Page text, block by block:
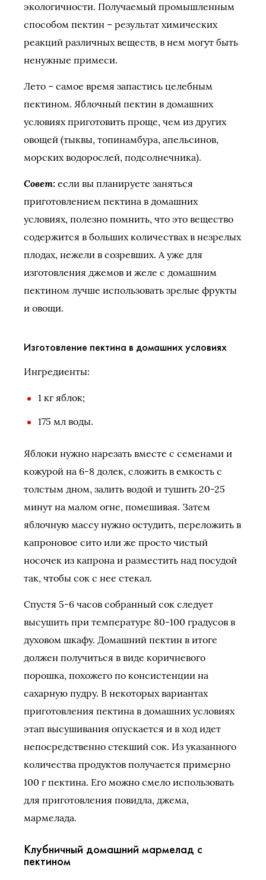
экологичности. Получаемый промышленным
способом пектин – результат химических
реакций различных веществ, в нем могут быть
ненужные примеси.
Лето – самое время запастись целебным
пектином. Яблочный пектин в домашних
условиях приготовить проще, чем из других
овощей (тыквы, топинамбура, апельсинов,
морских водорослей, подсолнечника).
Совет: если вы планируете заняться
приготовлением пектина в домашних
условиях, полезно помнить, что это вещество
содержится в больших количествах в незрелых
плодах, нежели в созревших. А уже для
изготовления джемов и желе с домашним
пектином лучше использовать зрелые фрукты
и овощи.
Изготовление пектина в домашних условиях
Ингредиенты:
1 кг яблок;
175 мл воды.
Яблоки нужно нарезать вместе с семенами и
кожурой на 6-8 долек, сложить в емкость с
толстым дном, залить водой и тушить 20-25
минут на малом огне, помешивая. Затем
яблочную массу нужно остудить, переложить в
капроновое сито или же просто чистый
носочек из капрона и разместить над посудой
так, чтобы сок с нее стекал.
Спустя 5-6 часов собранный сок следует
высушить при температуре 80-100 градусов в
духовом шкафу. Домашний пектин в итоге
должен получиться в виде коричневого
порошка, похожего по консистенции на
сахарную пудру. В некоторых вариантах
приготовления пектина в домашних условиях
этап высушивания опускается и в ход идет
непосредственно стекший сок. Из указанного
количества продуктов получается примерно
100 г пектина. Его можно смело использовать
для приготовления повидла, джема,
мармелада.
Клубничный домашний мармелад с
пектином